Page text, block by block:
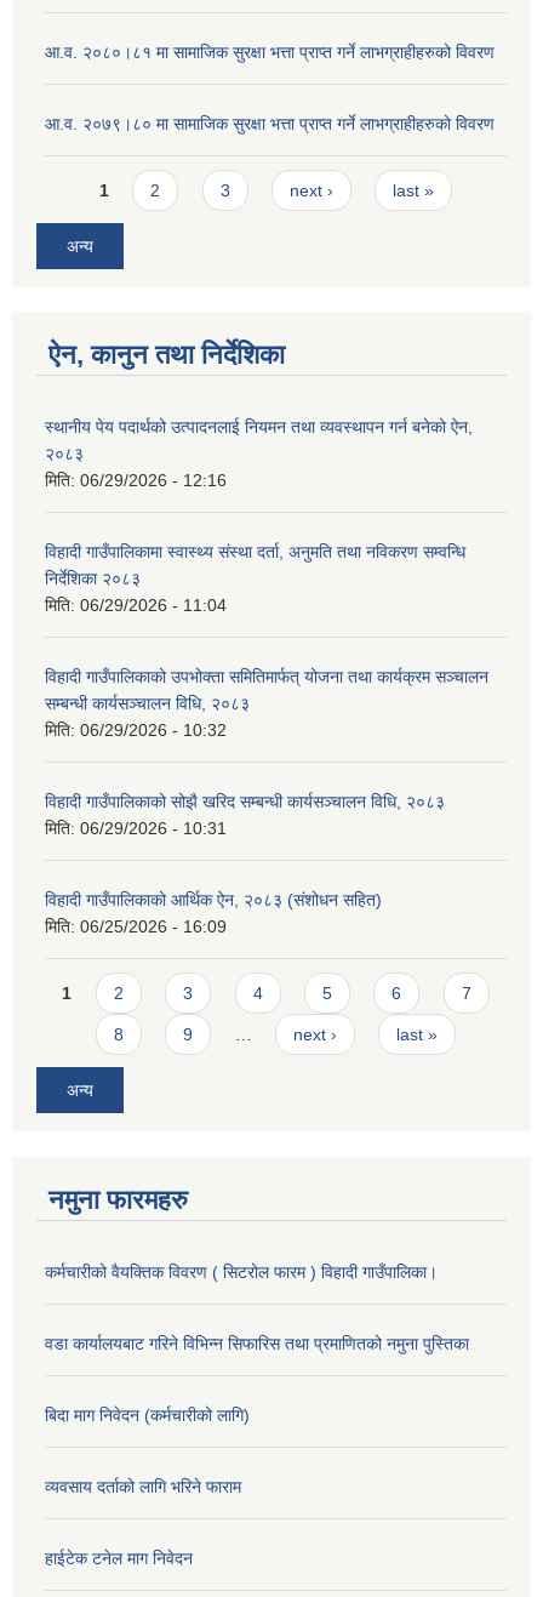
आ.व. २०८०।८१ मा सामाजिक सुरक्षा भत्ता प्राप्त गर्ने लाभग्राहीहरुको विवरण
आ.व. २०७९।८० मा सामाजिक सुरक्षा भत्ता प्राप्त गर्ने लाभग्राहीहरुको विवरण
Pages
1 2 3 next › last »
अन्य
ऐन, कानुन तथा निर्देशिका
स्थानीय पेय पदार्थको उत्पादनलाई नियमन तथा व्यवस्थापन गर्न बनेको ऐन,
२०८३
मिति: 06/29/2026 - 12:16
विहादी गाउँपालिकामा स्वास्थ्य संस्था दर्ता, अनुमति तथा नविकरण सम्वन्धि
निर्देशिका २०८३
मिति: 06/29/2026 - 11:04
विहादी गाउँपालिकाको उपभोक्ता समितिमार्फत् योजना तथा कार्यक्रम सञ्चालन
सम्बन्धी कार्यसञ्चालन विधि, २०८३
मिति: 06/29/2026 - 10:32
विहादी गाउँपालिकाको सोझै खरिद सम्बन्धी कार्यसञ्चालन विधि, २०८३
मिति: 06/29/2026 - 10:31
विहादी गाउँपालिकाको आर्थिक ऐन, २०८३ (संशोधन सहित)
मिति: 06/25/2026 - 16:09
Pages
1 2 3 4 5 6 7
8 9 next › last »
अन्य
नमुना फारमहरु
कर्मचारीको वैयक्तिक विवरण ( सिटरोल फारम ) विहादी गाउँपालिका।
वडा कार्यालयबाट गरिने विभिन्न सिफारिस तथा प्रमाणितको नमुना पुस्तिका
बिदा माग निवेदन (कर्मचारीको लागि)
व्यवसाय दर्ताको लागि भरिने फाराम
हाईटेक टनेल माग निवेदन